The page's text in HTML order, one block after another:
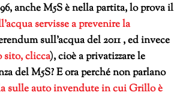
anche M5S è nella partita, lo prova il
servisse a prevenire la
sull’acqua del 2011 , ed invece
sito, clicca), cioè a privatizzare le
del M5S? E ora perché non parlano
sulle auto invendute in cui Grillo è